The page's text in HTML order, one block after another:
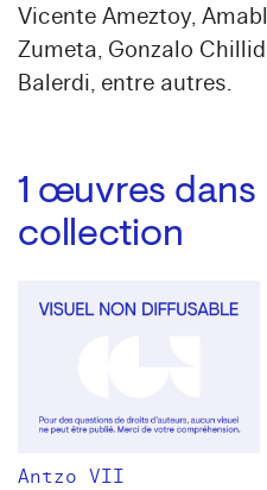
Vicente Ameztoy,
Zumeta, Gonzalo
Balerdi, entre autres.
1 œuvres dans
collection
Antzo VII